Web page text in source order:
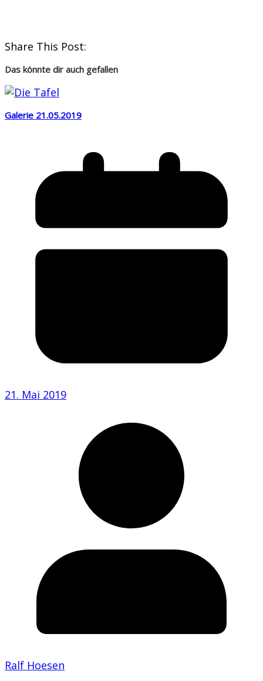
Share This Post:
Das könnte dir auch gefallen
Galerie 21.05.2019
21. Mai 2019
Ralf Hoesen